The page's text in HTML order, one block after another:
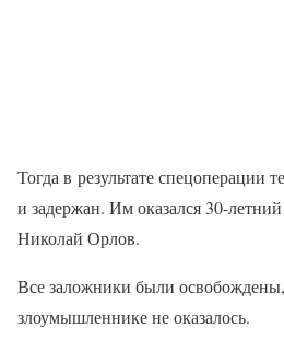
Тогда в результате спецоперации
и задержан. Им оказался 30-
Николай Орлов.
Все заложники были
злоумышленнике не оказалось.